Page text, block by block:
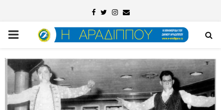
Facebook
TwitterInstagram
Email
PRIMARY
MENU